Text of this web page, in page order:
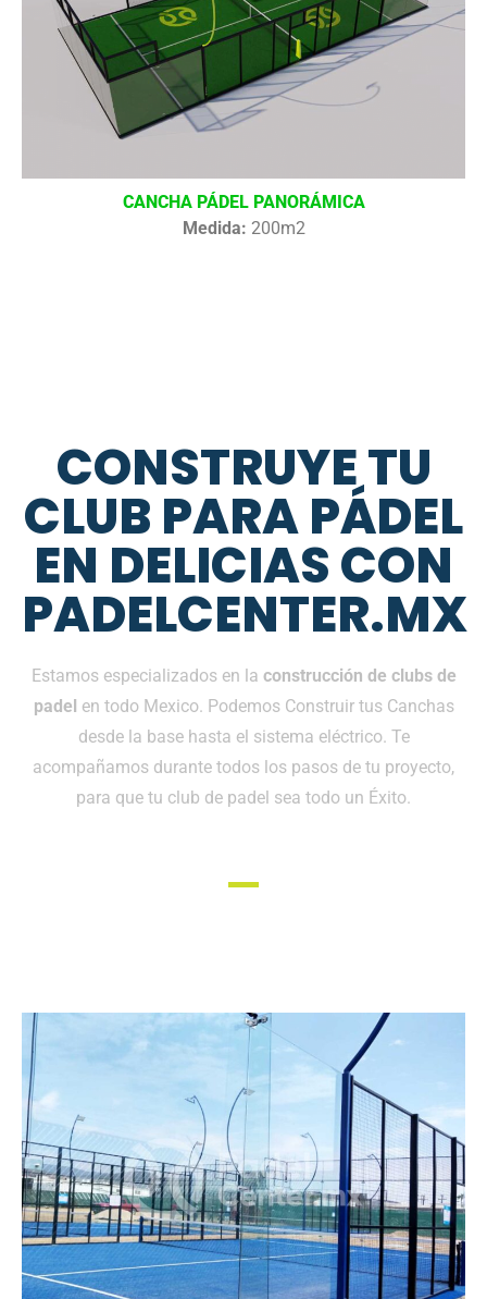
CANCHA PÁDEL PANORÁMICA
Medida: 200m2
CONSTRUYE TU
CLUB PARA PÁDEL
EN DELICIAS CON
PADELCENTER.MX
Estamos especializados en la construcción de clubs de
padel en todo Mexico. Podemos Construir tus Canchas
desde la base hasta el sistema eléctrico. Te
acompañamos durante todos los pasos de tu proyecto,
para que tu club de padel sea todo un Éxito.